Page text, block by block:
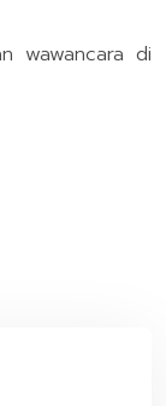
wawancara di